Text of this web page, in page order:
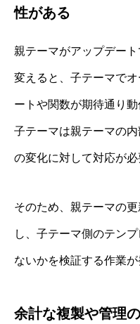
性がある
親テーマがアップデー
変えると、子テーマで
ートや関数が期待通り
子テーマは親テーマの
の変化に対して対応が必
そのため、親テーマの
し、子テーマ側のテン
ないかを検証する作業が
余計な複製や管理